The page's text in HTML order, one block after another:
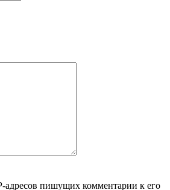
адресов пишущих комментарии к его